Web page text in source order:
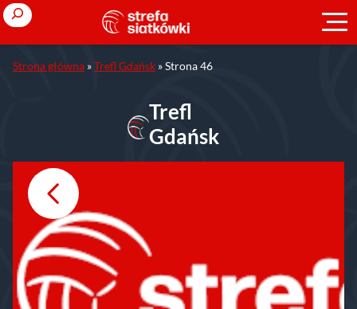
Przejdź
do
treści
Search
Strona główna »Trefl Gdańsk »Strona 46
Trefl
Gdańsk